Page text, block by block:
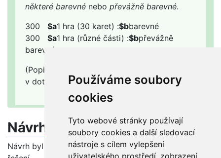
Používáme soubory
cookies
Tyto webové stránky používají
soubory cookies a další sledovací
nástroje s cílem vylepšení
uživatelského prostředí, zobrazení
některé barevné nebo převážně barevné.
300 $a1 hra (30 karet) :$bbarevné
300 $a1 hra (různé části) :$bpřevážně
barevné
(Popis deskových a karetních her je řešen
v dotazech 855 a 856.)
Návrh řešení
Návrh byl schválen beze změn – viz Rozhodnutí o